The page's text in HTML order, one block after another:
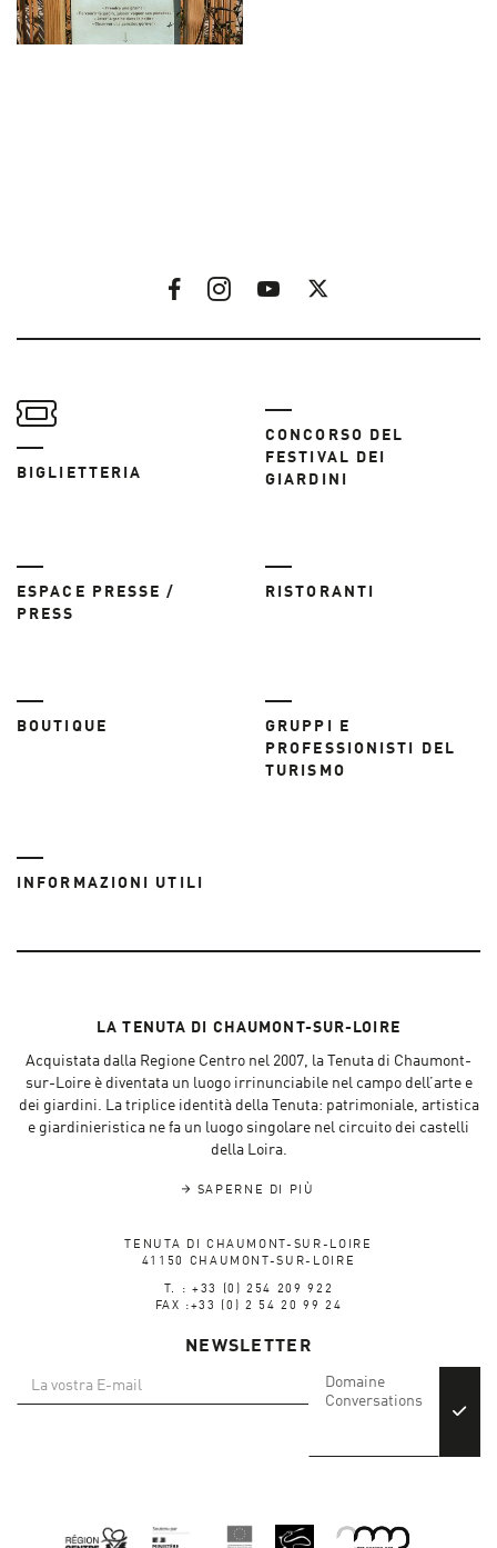
BIGLIETTERIA
CONCORSO DEL
FESTIVAL DEI
GIARDINI
ESPACE PRESSE /
PRESS
RISTORANTI
BOUTIQUE
GRUPPI E
PROFESSIONISTI DEL
TURISMO
INFORMAZIONI UTILI
LA TENUTA DI CHAUMONT-SUR-LOIRE
Acquistata dalla Regione Centro nel 2007, la Tenuta di Chaumont-
sur-Loire è diventata un luogo irrinunciabile nel campo dell’arte e
dei giardini. La triplice identità della Tenuta: patrimoniale, artistica
e giardinieristica ne fa un luogo singolare nel circuito dei castelli
della Loira.
SAPERNE DI PIÙ
TENUTA DI CHAUMONT-SUR-LOIRE
41150 CHAUMONT-SUR-LOIRE
T. : +33 (0) 254 209 922
FAX :+33 (0) 2 54 20 99 24
NEWSLETTER